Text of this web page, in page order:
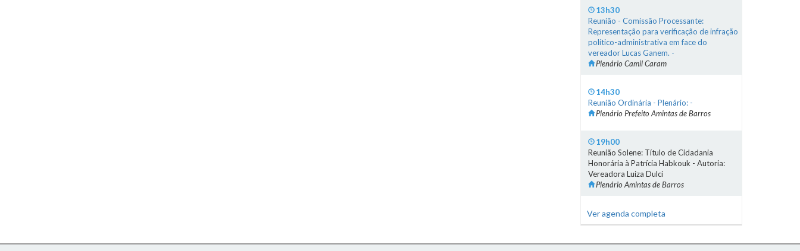
13h30
Reunião - Comissão Processante:
Representação para verificação de infração
político-administrativa em face do
vereador Lucas Ganem. -
Plenário Camil Caram
14h30
Reunião Ordinária - Plenário: -
Plenário Prefeito Amintas de Barros
19h00
Reunião Solene: Título de Cidadania
Honorária à Patrícia Habkouk - Autoria:
Vereadora Luiza Dulci
Plenário Amintas de Barros
Ver agenda completa